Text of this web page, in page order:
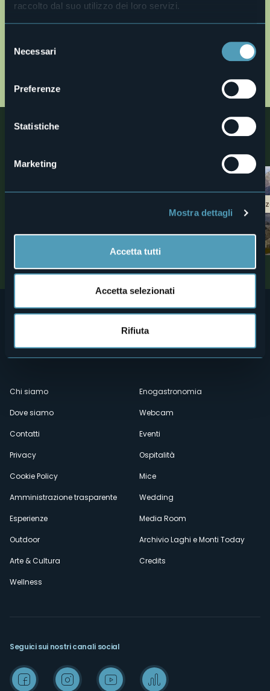
raccolto dal suo utilizzo dei loro servizi.
delNecessari
Preferenze
Statistiche
Marketing
Mostra dettagli
Accetta tutti
Accetta selezionati
Rifiuta
Descrizione
Description en
Description fr
Nelle vicinanze
Tour
Borghi
Menù
secondario
Chi siamo
Dove siamo
Contatti
Privacy
Cookie Policy
Amministrazione trasparente
Esperienze
Outdoor
Arte & Cultura
Wellness
Enogastronomia
Webcam
Eventi
Ospitalità
Mice
Wedding
Media Room
Archivio Laghi e Monti Today
Credits
Seguici sui nostri canali social